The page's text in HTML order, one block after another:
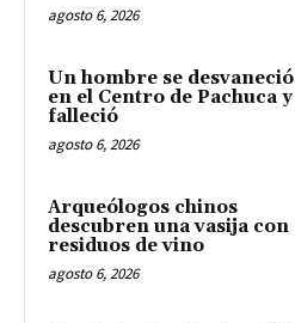
agosto 6, 2026
Un hombre se desvaneció
en el Centro de Pachuca y
falleció
agosto 6, 2026
Arqueólogos chinos
descubren una vasija con
residuos de vino
agosto 6, 2026